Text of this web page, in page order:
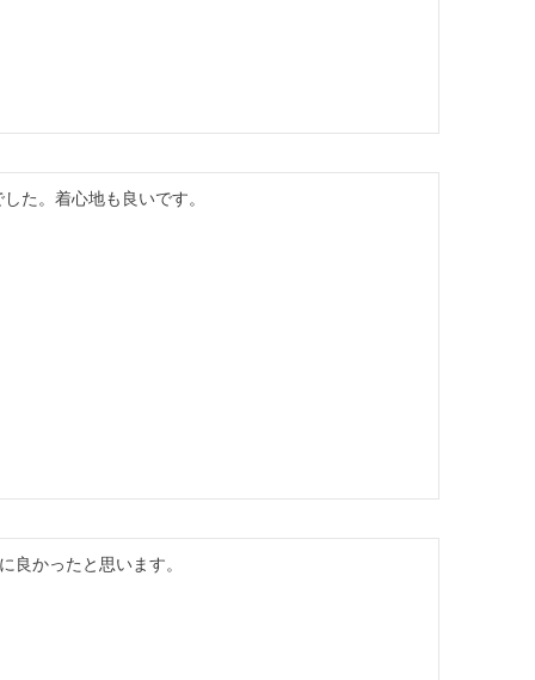
た。着心地も良いです。
良かったと思います。